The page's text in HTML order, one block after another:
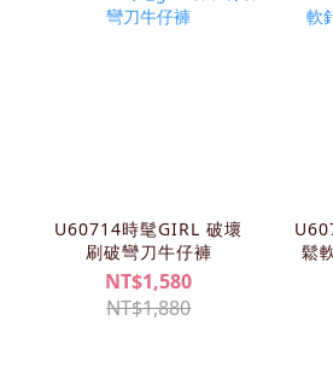
U60714時髦GIRL 破壞
刷破彎刀牛仔褲
NT$1,580
NT$1,880
鬆